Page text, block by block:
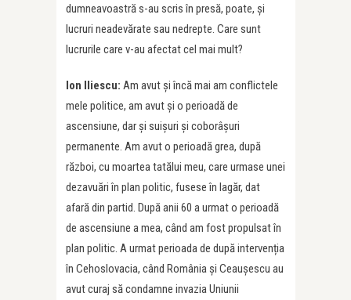
dumneavoastră s-au scris în presă, poate, și
lucruri neadevărate sau nedrepte. Care sunt
lucrurile care v-au afectat cel mai mult?
Ion Iliescu: Am avut și încă mai am conflictele
mele politice, am avut și o perioadă de
ascensiune, dar și suișuri și coborâșuri
permanente. Am avut o perioadă grea, după
război, cu moartea tatălui meu, care urmase unei
dezavuări în plan politic, fusese în lagăr, dat
afară din partid. După anii 60 a urmat o perioadă
de ascensiune a mea, când am fost propulsat în
plan politic. A urmat perioada de după intervenția
în Cehoslovacia, când România și Ceaușescu au
avut curaj să condamne invazia Uniunii